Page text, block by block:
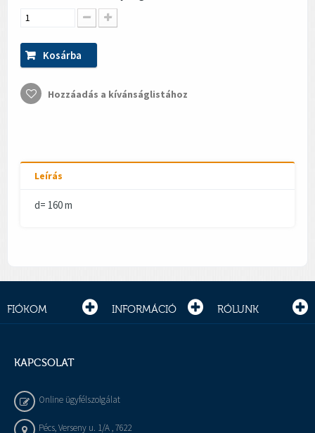
Kosárba
Hozzáadás a kívánságlistához
Leírás
d= 160 m
FIÓKOM INFORMÁCIÓ RÓLUNK
KAPCSOLAT
Online ügyfélszolgálat
Pécs, Verseny u. 1/A , 7622